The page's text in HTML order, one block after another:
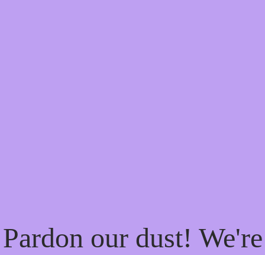
Pardon our dust! We're